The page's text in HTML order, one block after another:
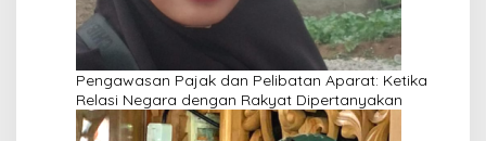
Pengawasan Pajak dan Pelibatan Aparat: Ketika
Relasi Negara dengan Rakyat Dipertanyakan